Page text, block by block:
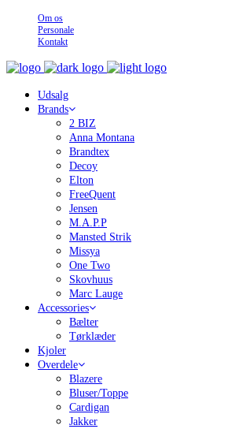
Om os
Personale
Kontakt
Udsalg
Brands
2 BIZ
Anna Montana
Brandtex
Decoy
Elton
FreeQuent
Jensen
M.A.P.P
Mansted Strik
Missya
One Two
Skovhuus
Marc Lauge
Accessories
Bælter
Tørklæder
Kjoler
Overdele
Blazere
Bluser/Toppe
Cardigan
Jakker